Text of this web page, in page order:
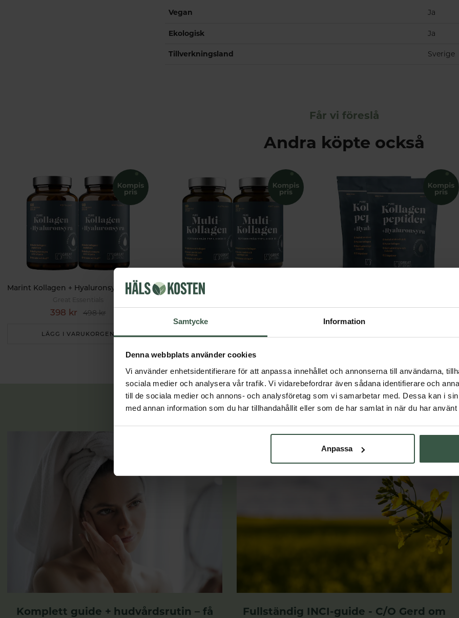
Samtycke Information
Denna webbplats använder cookies
Vi använder enhetsidentifierare för att anpassa innehållet och annonserna till användarna,
sociala medier och analysera vår trafik. Vi vidarebefordrar även sådana identifierare och
till de sociala medier och annons- och analysföretag som vi samarbetar med. Dessa kan i
med annan information som du har tillhandahållit eller som de har samlat in när du har
Anpassa
Vegan Ja
Ekologisk Ja
Tillverkningsland Sverige
Får vi föreslå
Andra köpte också
Marint Kollagen + Hyaluronsyra Ekonomipack 2x120k
Great Essentials
398 kr 498 kr
LÄGG I VARUKORGEN LÄGG I VARUKORGEN
Lär dig mer
Komplett guide + hudvårdsrutin – få
Fullständig INCI-guide - C/O Gerd om